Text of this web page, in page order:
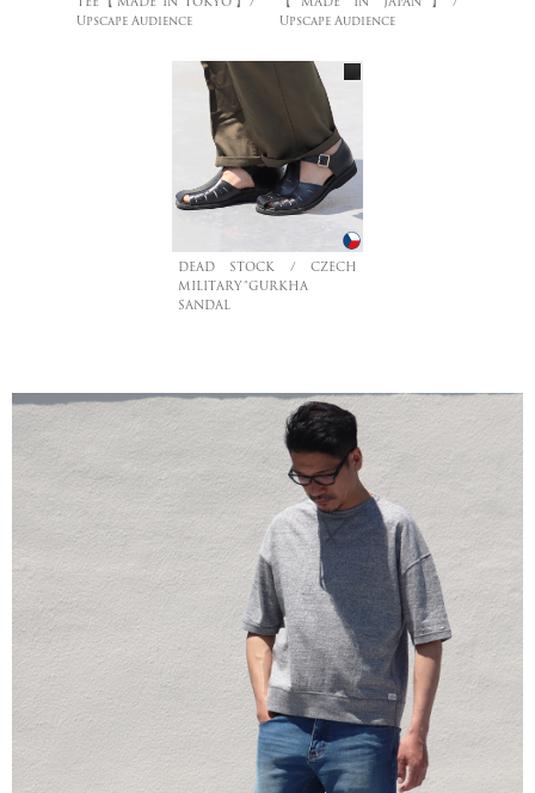
Upscape Audience
Upscape Audience
DEAD STOCK / CZECH
MILITARY”GURKHA
SANDAL